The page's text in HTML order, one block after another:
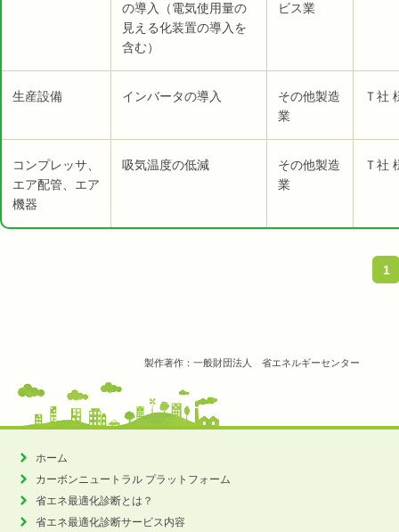
の導入（電気使用量の
見える化装置の導入を
含む）
ビス業
生産設備 インバータの導入
その他製造
業
Ｔ社
コンプレッサ、
エア配管、エア
機器
吸気温度の低減
その他製造
業
Ｔ社
1
製作著作：一般財団法人 省エネルギーセンター
ホーム
カーボンニュートラル プラットフォーム
省エネ最適化診断とは？
省エネ最適化診断サービス内容